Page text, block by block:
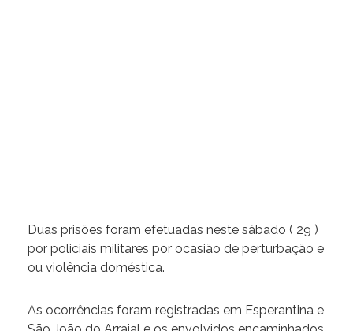
Duas prisões foram efetuadas neste sábado ( 29 )
por policiais militares por ocasião de perturbação e
ou violência doméstica.
As ocorrências foram registradas em Esperantina e